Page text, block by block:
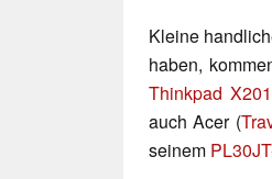
Kleine
haben,
Thinkpad X201
auch Acer (
seinem